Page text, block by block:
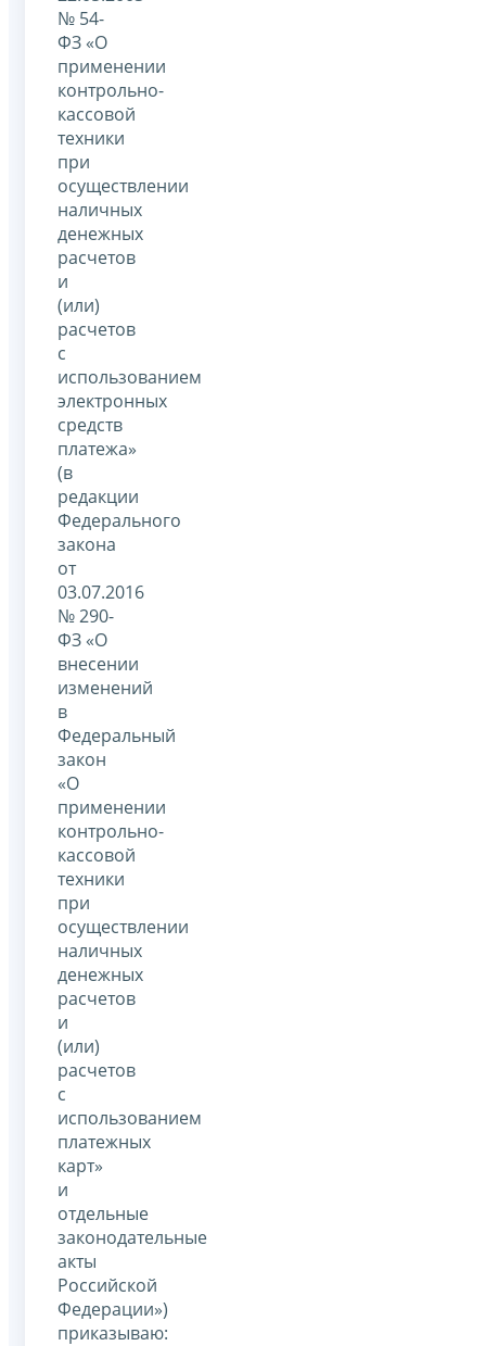
№ 54-
ФЗ «О
применении
контрольно-
кассовой
техники
при
осуществлении
наличных
денежных
расчетов
и
(или)
расчетов
с
использованием
электронных
средств
платежа»
(в
редакции
Федерального
закона
от
03.07.2016
№ 290-
ФЗ «О
внесении
изменений
в
Федеральный
закон
«О
применении
контрольно-
кассовой
техники
при
осуществлении
наличных
денежных
расчетов
и
(или)
расчетов
с
использованием
платежных
карт»
и
отдельные
законодательные
акты
Российской
Федерации»)
приказываю: